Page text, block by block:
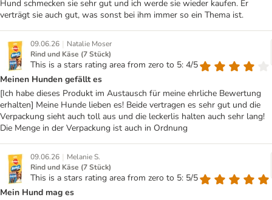
Hund schmecken sie sehr gut und ich werde sie wieder kaufen. Er
verträgt sie auch gut, was sonst bei ihm immer so ein Thema ist.
09.06.26 | Natalie Moser
Rind und Käse (7 Stück)
This is a stars rating area from zero to 5: 4/5
Meinen Hunden gefällt es
[Ich habe dieses Produkt im Austausch für meine ehrliche Bewertung
erhalten] Meine Hunde lieben es! Beide vertragen es sehr gut und die
Verpackung sieht auch toll aus und die leckerlis halten auch sehr lang!
Die Menge in der Verpackung ist auch in Ordnung
09.06.26 | Melanie S.
Rind und Käse (7 Stück)
This is a stars rating area from zero to 5: 5/5
Mein Hund mag es